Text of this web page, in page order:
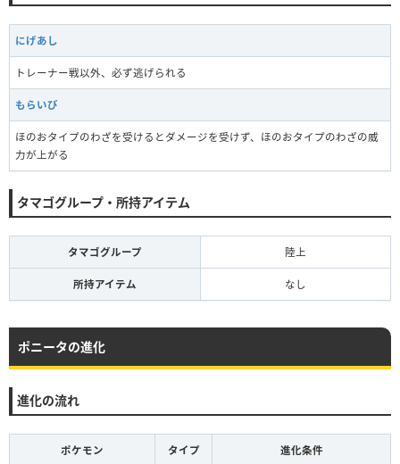
にげあし
トレーナー戦以外、必ず逃げられる
もらいび
ほのおタイプのわざを受けるとダメージを受けず、ほのおタイプのわざの威
力が上がる
タマゴグループ・所持アイテム
タマゴグループ 陸上
所持アイテム なし
ポニータの進化
進化の流れ
ポケモン タイプ 進化条件